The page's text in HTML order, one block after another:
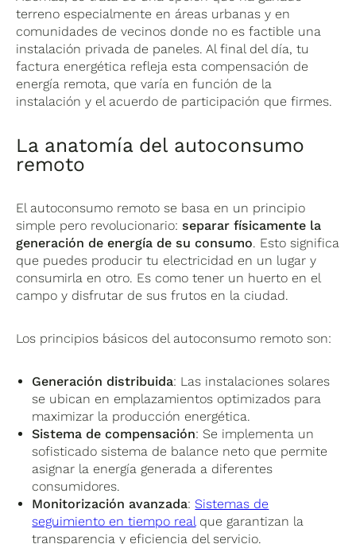
terreno especialmente en áreas urbanas y en
comunidades de vecinos donde no es factible una
instalación privada de paneles. Al final del día, tu
factura energética refleja esta compensación de
energía remota, que varía en función de la
instalación y el acuerdo de participación que firmes.
La anatomía del autoconsumo
remoto
El autoconsumo remoto se basa en un principio
simple pero revolucionario:separar físicamente la
generación de energía de su consumo. Esto significa
que puedes producir tu electricidad en un lugar y
consumirla en otro. Es como tener un huerto en el
campo y disfrutar de sus frutos en la ciudad.
Los principios básicos del autoconsumo remoto son:
Generación distribuida: Las instalaciones solares
se ubican en emplazamientos optimizados para
maximizar la producción energética.
Sistema de compensación: Se implementa un
sofisticado sistema de balance neto que permite
asignar la energía generada a diferentes
consumidores.
Monitorización avanzada:Sistemas de
seguimiento en tiempo real que garantizan la
transparencia y eficiencia del servicio.